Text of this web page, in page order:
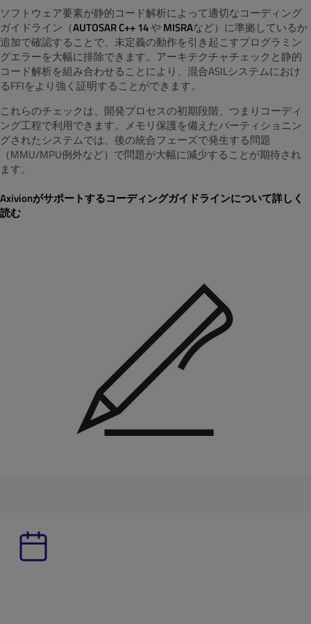
ソフトウェア要素が静的コード解析によって適切なコーディング
ガイドライン（AUTOSAR C++ 14や MISRAなど）に準拠しているか
追加で確認することで、未定義の動作を引き起こすプログラミン
グエラーを大幅に排除できます。 アーキテクチャチェックと静的
コード解析を組み合わせることにより 、混合ASILシステムにおけ
るFFIをより強く証明することができます。
これらのチェックは、開発プロセスの初期段階、つまりコーディ
ング工程で利用できます。メモリ保護を備えたパーティショニン
グされたシステムでは、後の統合フェーズで発生する問題
（MMU/MPU例外など） で問題が大幅に減少することが期待され
ます。
Axivionがサポートするコーディングガイドラインについて詳しく
読む